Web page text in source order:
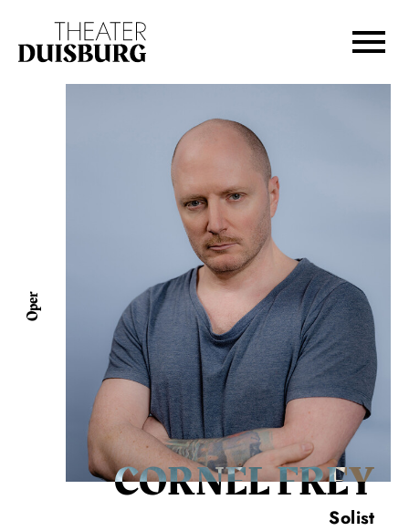
Zur Hauptnavigation springen
Zum Footer springen
Oper
CORNEL FREY
Solist